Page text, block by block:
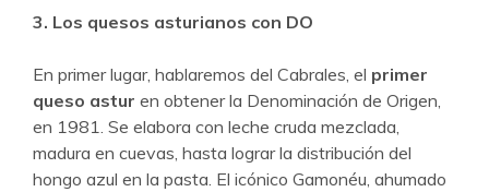
3. Los quesos asturianos con DO
En primer lugar, hablaremos del Cabrales, el primer
queso astur en obtener la Denominación de Origen,
en 1981. Se elabora con leche cruda mezclada,
madura en cuevas, hasta lograr la distribución del
hongo azul en la pasta. El icónico Gamonéu, ahumado